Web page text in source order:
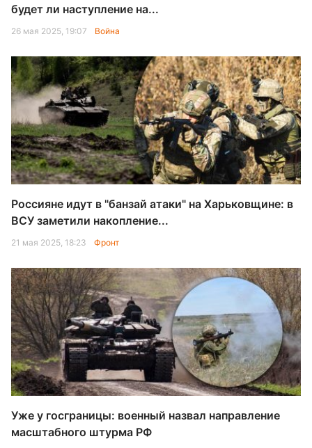
будет ли наступление на...
26 мая 2025, 19:07 Война
Россияне идут в "банзай атаки" на Харьковщине: в
ВСУ заметили накопление...
21 мая 2025, 18:23 Фронт
Уже у госграницы: военный назвал направление
масштабного штурма РФ